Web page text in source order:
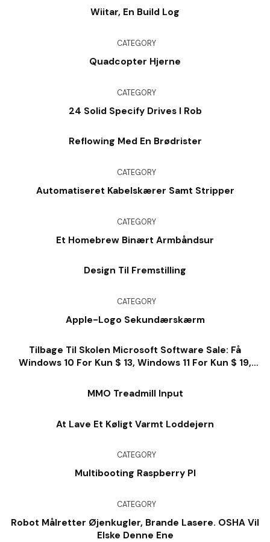
Wiitar, En Build Log
CATEGORY
Quadcopter Hjerne
CATEGORY
24 Solid Specify Drives I Rob
Reflowing Med En Brødrister
CATEGORY
Automatiseret Kabelskærer Samt Stripper
CATEGORY
Et Homebrew Binært Armbåndsur
Design Til Fremstilling
CATEGORY
Apple-Logo Sekundærskærm
Tilbage Til Skolen Microsoft Software Sale: Få
Windows 10 For Kun $ 13, Windows 11 For Kun $ 19,
MMO Treadmill Input
At Lave Et Køligt Varmt Loddejern
CATEGORY
Multibooting Raspberry PI
CATEGORY
Robot Målretter Øjenkugler, Brande Lasere. OSHA Vil
Elske Denne Ene